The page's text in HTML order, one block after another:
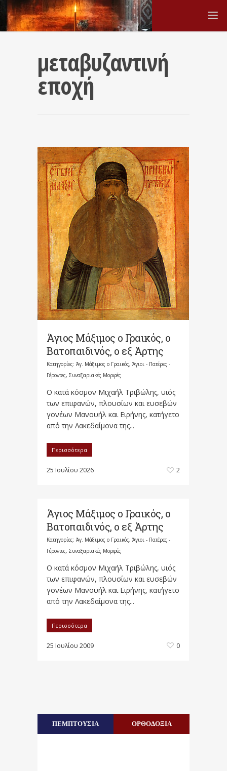
μεταβυζαντινή
εποχή
Άγιος Μάξιμος ο Γραικός, ο
Βατοπαιδινός, ο εξ Άρτης
Κατηγορίες: Άγ. Μάξιμος ο Γραικός, Άγιοι - Πατέρες -
Γέροντες, Συναξαριακές Μορφές
Ο κατά κόσμον Μιχαήλ Τριβώλης, υιός
των επιφανών, πλουσίων και ευσεβών
γονέων Μανουήλ και Ειρήνης, κατήγετο
από την Λακεδαίμονα της...
Περισσότερα
25 Ιουλίου 2026 2
Άγιος Μάξιμος ο Γραικός, ο
Βατοπαιδινός, ο εξ Άρτης
Κατηγορίες: Άγ. Μάξιμος ο Γραικός, Άγιοι - Πατέρες -
Γέροντες, Συναξαριακές Μορφές
Ο κατά κόσμον Μιχαήλ Τριβώλης, υιός
των επιφανών, πλουσίων και ευσεβών
γονέων Μανουήλ και Ειρήνης, κατήγετο
από την Λακεδαίμονα της...
Περισσότερα
25 Ιουλίου 2009 0
ΠΕΜΠΤΟΥΣΙΑ ΟΡΘΟΔΟΞΙΑ